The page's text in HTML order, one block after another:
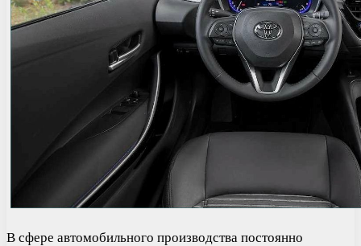
В сфере автомобильного производства постоянно